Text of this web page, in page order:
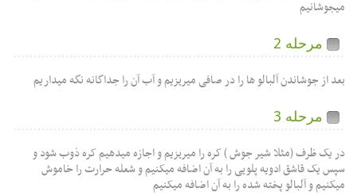
میجوشانیم
مرحله 2
بعد از جوشاندن آلبالو ها را در صافی میریزیم و آب آن را جداگانه نگه میداریم
مرحله 3
در یک ظرف (مثلا شیر جوش ) کره را میریزیم و اجازه میدهیم کره ذوب شود و
سپس یک قاشق ادویه پلویی را به آن اضافه میکنیم و شعله حرارت را خاموش
میکنیم و آلبالو پخته شده را به آن اضافه میکنیم